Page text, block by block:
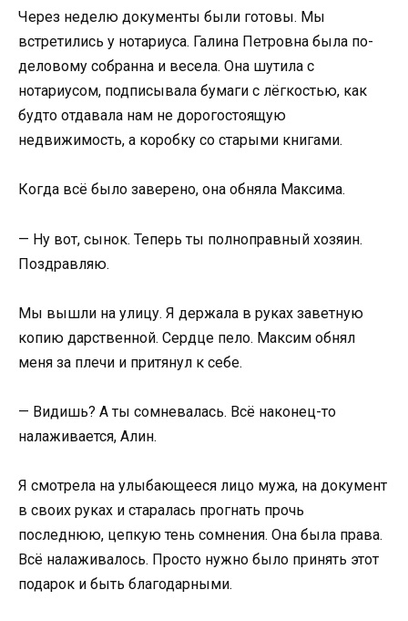
Через неделю документы были готовы. Мы
встретились у нотариуса. Галина Петровна была по-
деловому собранна и весела. Она шутила с
нотариусом, подписывала бумаги с лёгкостью, как
будто отдавала нам не дорогостоящую
недвижимость, а коробку со старыми книгами.
Когда всё было заверено, она обняла Максима.
— Ну вот, сынок. Теперь ты полноправный хозяин.
Поздравляю.
Мы вышли на улицу. Я держала в руках заветную
копию дарственной. Сердце пело. Максим обнял
меня за плечи и притянул к себе.
— Видишь? А ты сомневалась. Всё наконец-то
налаживается, Алин.
Я смотрела на улыбающееся лицо мужа, на документ
в своих руках и старалась прогнать прочь
последнюю, цепкую тень сомнения. Она была права.
Всё налаживалось. Просто нужно было принять этот
подарок и быть благодарными.